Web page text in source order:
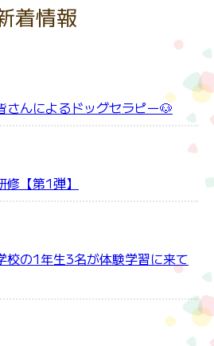
着情報
さんによるドッグセラピー🐶
【第1弾】
校の1年生3名が体験学習に来て